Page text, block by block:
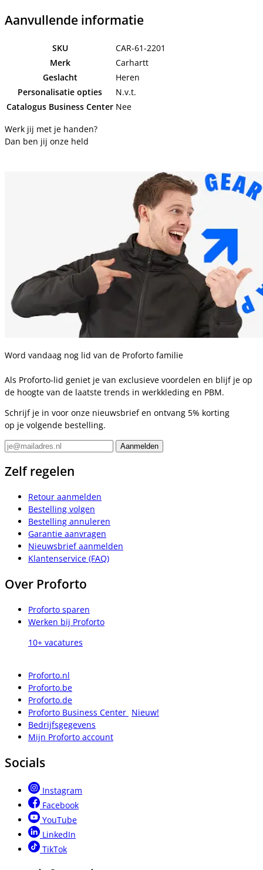
Aanvullende informatie
SKU
CAR-61-2201
Merk
Carhartt
Geslacht
Heren
Personalisatie opties
N.v.t.
Catalogus Business Center Nee
Werk jij met je handen?
Dan ben jij onze held
Word vandaag nog lid van de Proforto familie
Als Proforto-lid geniet je van exclusieve voordelen en blijf je op
de hoogte van de laatste trends in werkkleding en PBM.
Schrijf je in voor onze nieuwsbrief en ontvang 5% korting
op je volgende bestelling.
Zelf regelen
Retour aanmelden
Bestelling volgen
Bestelling annuleren
Garantie aanvragen
Nieuwsbrief aanmelden
Klantenservice (FAQ)
Over Proforto
Proforto sparen
Werken bij Proforto
10+ vacatures
Proforto.nl
Proforto.be
Proforto.de
Proforto Business Center Nieuw!
Bedrijfsgegevens
Mijn Proforto account
Socials
Instagram
Facebook
YouTube
LinkedIn
TikTok